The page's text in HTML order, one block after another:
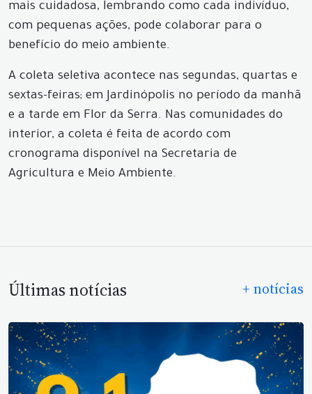
mais cuidadosa, lembrando como cada indivíduo,
com pequenas ações, pode colaborar para o
benefício do meio ambiente.
A coleta seletiva acontece nas segundas, quartas e
sextas-feiras; em Jardinópolis no período da manhã
e a tarde em Flor da Serra. Nas comunidades do
interior, a coleta é feita de acordo com
cronograma disponível na Secretaria de
Agricultura e Meio Ambiente.
Últimas notícias + notícias